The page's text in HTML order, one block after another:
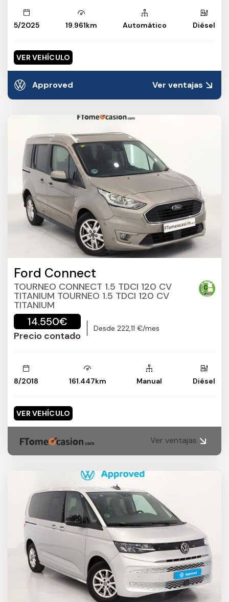
5/2025 19.961km Automático Diésel
VER VEHÍCULO
Approved Ver ventajas
Ford Connect
TOURNEO CONNECT 1.5 TDCI 120 CV
TITANIUM TOURNEO 1.5 TDCI 120 CV
TITANIUM
14.550€
Precio contado
Desde 222,11 €/mes
8/2018 161.447km Manual Diésel
VER VEHÍCULO
Ver ventajas